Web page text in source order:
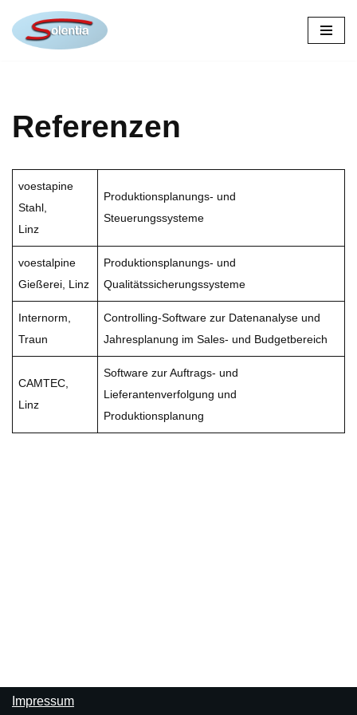
Zum
Referenzen
voestapine
Stahl,
Linz
Produktionsplanungs- und
Steuerungssysteme
voestalpine
Gießerei, Linz
Produktionsplanungs- und
Qualitätssicherungssysteme
Internorm,
Traun
Controlling-Software zur Datenanalyse und
Jahresplanung im Sales- und Budgetbereich
CAMTEC,
Linz
Software zur Auftrags- und
Lieferantenverfolgung und
Produktionsplanung
Impressum